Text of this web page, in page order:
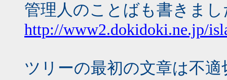
管理人のことばも書きまし
http://www2.dokidoki.ne.jp/
ツリーの最初の文章は不